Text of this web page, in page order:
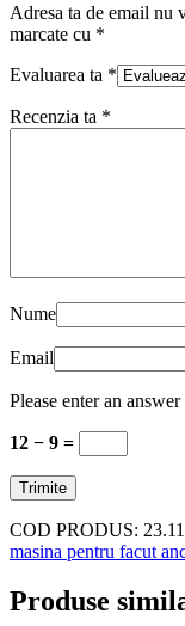
Adresa ta de email nu
marcate cu *
Evaluarea ta *
Recenzia ta *
Nume
Email
Please enter an
12 − 9 =
COD PRODUS:
masina pentru facut
Produse